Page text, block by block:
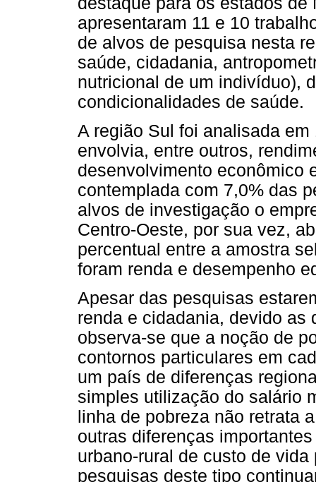
apresentaram 11 e 10
de alvos de pesquisa nesta
saúde, cidadania,
nutricional de um indivíduo),
condicionalidades de saúde.
A região Sul foi analisada
envolvia, entre outros,
desenvolvimento econômico
contemplada com 7,0% das
alvos de investigação o
Centro-Oeste, por sua vez,
percentual entre a amostra
foram renda e desempenho
Apesar das pesquisas
renda e cidadania, devido as
observa-se que a noção de
contornos particulares em
um país de diferenças
simples utilização do salário
linha de pobreza não retrata
outras diferenças
urbano-rural de custo de
pesquisas deste tipo